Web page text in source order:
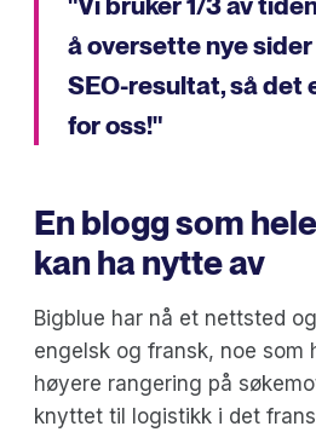
å oversette nye
SEO-resultat, så det
for oss!"
En blogg som
kan ha nytte av
Bigblue har nå et nettsted
engelsk og fransk, noe som
høyere rangering på
knyttet til logistikk i det